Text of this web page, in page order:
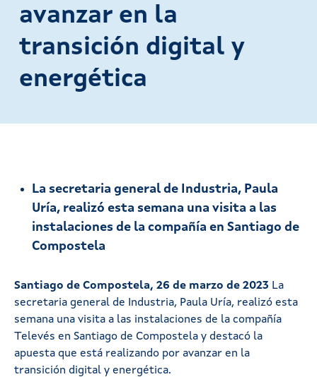
avanzar en la
transición digital y
energética
La secretaria general de Industria, Paula
Uría, realizó esta semana una visita a las
instalaciones de la compañía en Santiago de
Compostela
Santiago de Compostela, 26 de marzo de 2023 La
secretaria general de Industria, Paula Uría, realizó esta
semana una visita a las instalaciones de la compañía
Televés en Santiago de Compostela y destacó la
apuesta que está realizando por avanzar en la
transición digital y energética.